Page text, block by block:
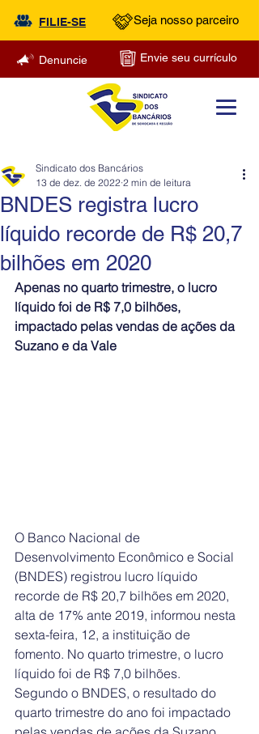
FILIE-SE Seja nosso parceiro
Denuncie Envie seu currículo
BNDES registra lucro
líquido recorde de R$ 20,7
bilhões em 2020
Sindicato dos Bancários
13 de dez. de 2022 2 min de leitura
Apenas no quarto trimestre, o lucro
líquido foi de R$ 7,0 bilhões,
impactado pelas vendas de ações da
Suzano e da Vale
O Banco Nacional de
Desenvolvimento Econômico e Social
(BNDES) registrou lucro líquido
recorde de R$ 20,7 bilhões em 2020,
alta de 17% ante 2019, informou nesta
sexta-feira, 12, a instituição de
fomento. No quarto trimestre, o lucro
líquido foi de R$ 7,0 bilhões.
Segundo o BNDES, o resultado do
quarto trimestre do ano foi impactado